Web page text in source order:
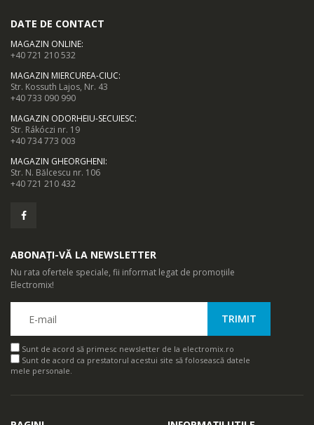
DATE DE CONTACT
MAGAZIN ONLINE:
+40 721 210 532
MAGAZIN MIERCUREA-CIUC:
Str. Kossuth Lajos, Nr. 43
+40 733 090 990
MAGAZIN ODORHEIU-SECUIESC:
Str. Rákóczi nr. 19
+40 734 773 003
MAGAZIN GHEORGHENI:
Str. N. Bălcescu nr. 106
+40 721 210 432
ABONAȚI-VĂ LA NEWSLETTER
Nu rata ofertele speciale, fii informat legat de promoțiile
Electromix!
Sunt de acord să primesc newsletter de la electromix.ro
Sunt de acord ca prestatorul acestui site să folosească datele
mele personale.